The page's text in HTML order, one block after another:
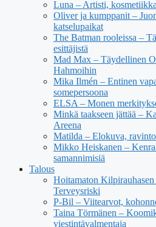
Luna – Artisti,
Oliver ja kumppanit –
katselupaikat
The Batman rooleissa –
esittäjistä
Mad Max – Täydellinen
Hahmoihin
Mika Ilmén – Entinen
somepersoona
ELSA – Monen
Minkä taakseen jättää –
Areena
Matilda – Elokuva,
Mikko Heiskanen –
samannimisiä
Talous
Hoitamaton
Terveysriski
P-Bil – Viitearvot,
Taina Törmänen –
viestintävalmentaja